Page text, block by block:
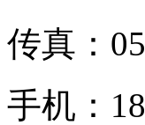
传真：
手机：